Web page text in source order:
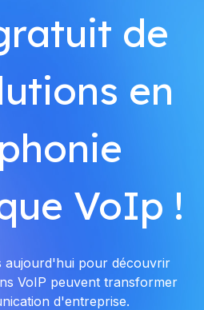
de
en
VoIp !
aujourd'hui pour découvrir
VoIP peuvent transformer
d'entreprise.